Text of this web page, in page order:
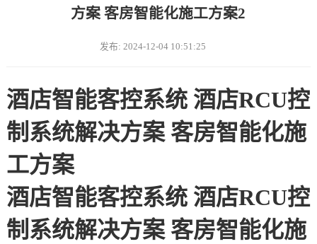
方案 客房智能化施工方案2
发布: 2024-12-04 10:51:25
酒店智能客控系统 酒店RCU控
制系统解决方案 客房智能化施
工方案
酒店智能客控系统 酒店RCU控
制系统解决方案 客房智能化施